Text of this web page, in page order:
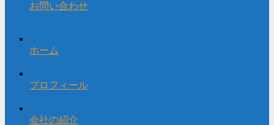
お問い合わせ
ホーム
プロフィール
会社の紹介